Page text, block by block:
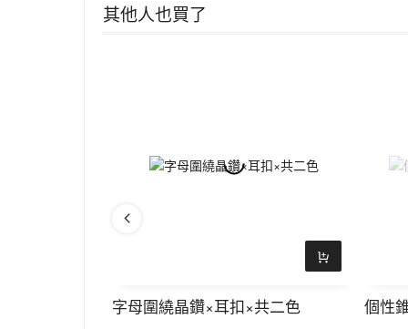
其他人也買了
字母圍繞晶鑽×耳扣×共二色 個性